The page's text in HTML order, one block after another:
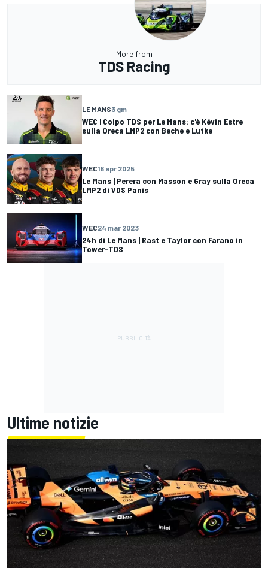
More from
TDS Racing
LE MANS3 gm
WEC | Colpo TDS per Le Mans: c'è Kévin Estre
sulla Oreca LMP2 con Beche e Lutke
WEC18 apr 2025
Le Mans | Perera con Masson e Gray sulla Oreca
LMP2 di VDS Panis
WEC24 mar 2023
24h di Le Mans | Rast e Taylor con Farano in
Tower-TDS
Ultime notizie